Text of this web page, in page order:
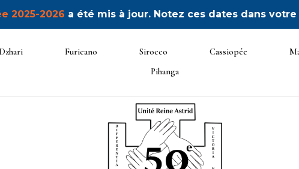
2025-2026 a été mis à jour. Notez ces dates dans
Furicano Sirocco Cassiopée
Pihanga